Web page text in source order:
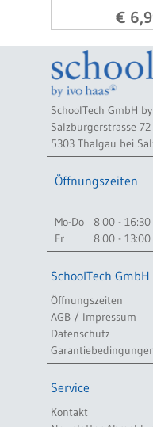
€
SchoolTech GmbH
Salzburgerstrasse 72
5303 Thalgau bei
Öffnungszeiten
Mo-Do
8:00 -
Fr
8:00 -
SchoolTech
Öffnungszeiten
AGB / Impressum
Datenschutz
Service
Kontakt